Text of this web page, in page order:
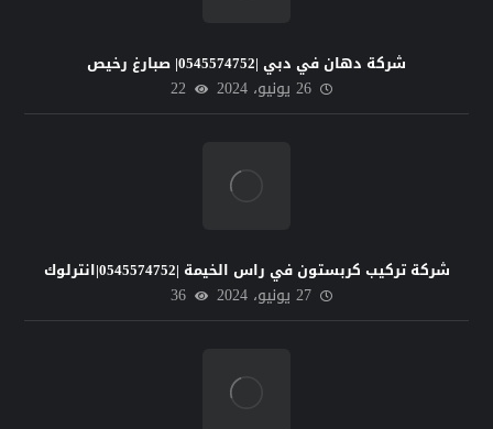
شركة دهان في دبي |0545574752| صبارغ رخيص
26 يونيو، 2024 22
شركة تركيب كربستون في راس الخيمة |0545574752|انترلوك
27 يونيو، 2024 36